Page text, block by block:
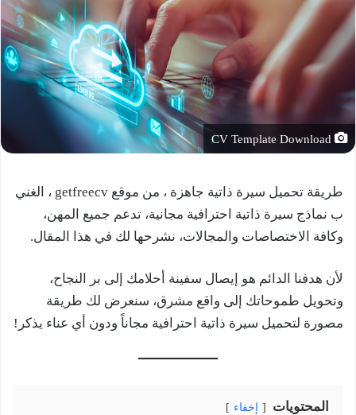
طريقة تحميل سيرة ذاتية جاهزة ، من موقع getfreecv ، الغني
ب نماذج سيرة ذاتية احترافية مجانية، تدعم جميع المهن،
وكافة الاختصاصات والمجالات، نشرحها لك في هذا المقال.
لأن هدفنا الدائم هو إيصال سفينة أحلامك إلى بر النجاح،
وتحويل طموحاتك إلى واقع مشرق، سنعرض لك طريقة
مصورة لتحميل سيرة ذاتية احترافية مجاناً ودون أي عناء يذكر!
المحتويات إخفاء